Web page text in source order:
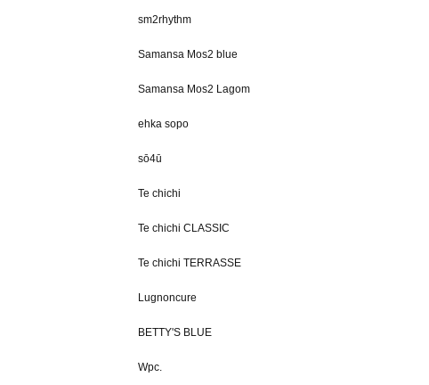
sm2rhythm
Samansa Mos2 blue
Samansa Mos2 Lagom
ehka sopo
sō4ū
Te chichi
Te chichi CLASSIC
Te chichi TERRASSE
Lugnoncure
BETTY'S BLUE
Wpc.